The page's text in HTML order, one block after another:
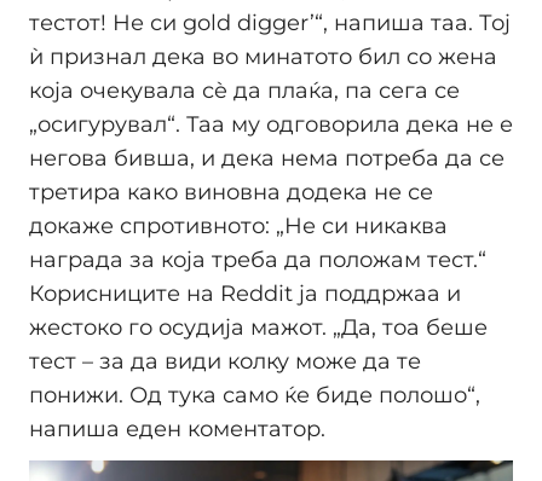
тестот! Не си gold digger’“, напиша таа. Тој
ѝ признал дека во минатото бил со жена
која очекувала сè да плаќа, па сега се
„осигурувал“. Таа му одговорила дека не е
негова бивша, и дека нема потреба да се
третира како виновна додека не се
докаже спротивното: „Не си никаква
награда за која треба да положам тест.“
Корисниците на Reddit ја поддржаа и
жестоко го осудија мажот. „Да, тоа беше
тест – за да види колку може да те
понижи. Од тука само ќе биде полошо“,
напиша еден коментатор.